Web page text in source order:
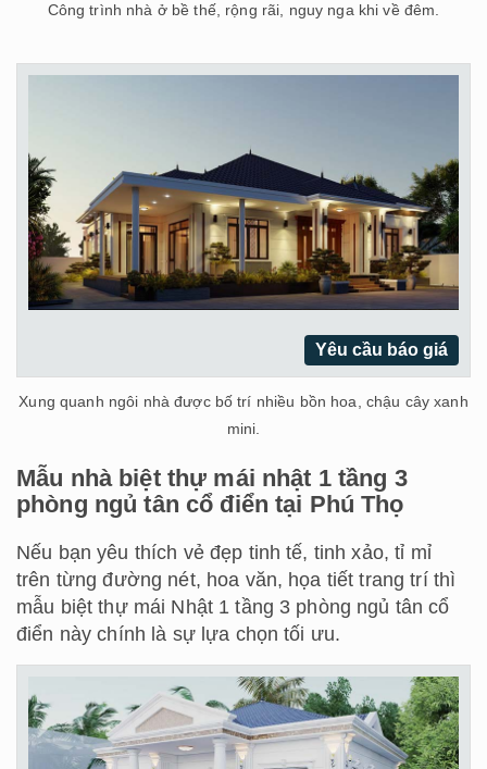
Công trình nhà ở bề thế, rộng rãi, nguy nga khi về đêm.
Yêu cầu báo giá
Xung quanh ngôi nhà được bố trí nhiều bồn hoa, chậu cây xanh
mini.
Mẫu nhà biệt thự mái nhật 1 tầng 3
phòng ngủ tân cổ điển tại Phú Thọ
Nếu bạn yêu thích vẻ đẹp tinh tế, tinh xảo, tỉ mỉ
trên từng đường nét, hoa văn, họa tiết trang trí thì
mẫu biệt thự mái Nhật 1 tầng 3 phòng ngủ tân cổ
điển này chính là sự lựa chọn tối ưu.